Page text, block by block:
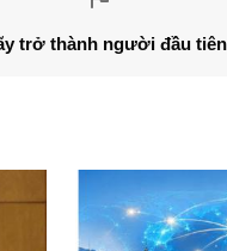
trở thành người đầu